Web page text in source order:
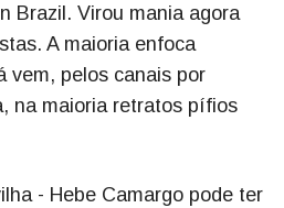
Brazil. Virou mania agora
A maioria enfoca
vem, pelos canais por
na maioria retratos pífios
- Hebe Camargo pode ter